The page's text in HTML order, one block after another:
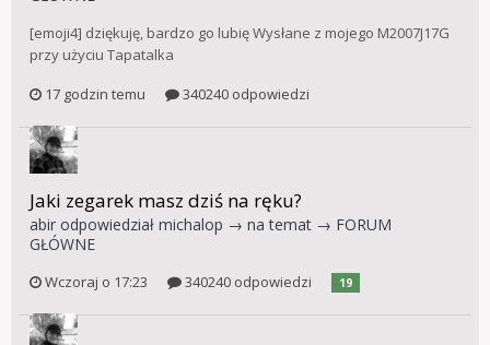
[emoji4] dziękuję, bardzo go lubię Wysłane z mojego M2007J17G
przy użyciu Tapatalka
17 godzin temu
340240 odpowiedzi
Jaki zegarek masz dziś na ręku?
abir odpowiedział michalop → na temat → FORUM
GŁÓWNE
Wczoraj o 17:23 340240 odpowiedzi 19